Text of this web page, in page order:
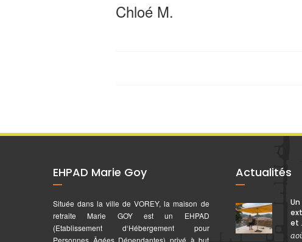
Chloé M.
EHPAD Marie Goy
Située dans la ville de VOREY, la maison de
retraite Marie GOY est un EHPAD
(Etablissement d‘Hébergement pour
Actualités
et